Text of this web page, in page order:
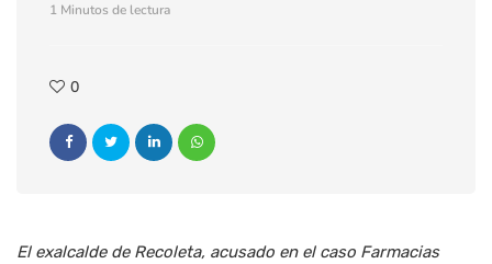
1 Minutos de lectura
0
El exalcalde de Recoleta, acusado en el caso Farmacias